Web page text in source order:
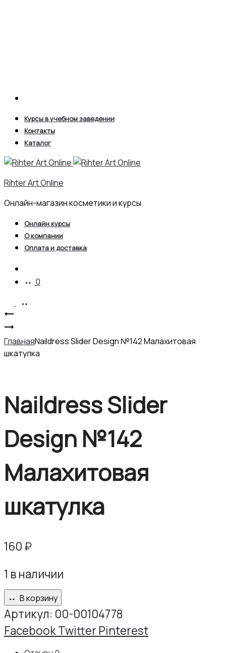
Курсы в учебном заведении
Контакты
Каталог
Rihter Art Online
Онлайн-магазин косметики и курсы
Онлайн курсы
О компании
Оплата и доставка
0
Product
navigation
Design
№90
Charmicon
3D
Silicone
ГлавнаяNaildress Slider Design №142 Малахитовая
шкатулка
Naildress Slider
Design №142
Малахитовая
шкатулка
160₽
1 в наличии
В корзину
Артикул: 00-00104778
Share
FacebookTwitter Pinterest